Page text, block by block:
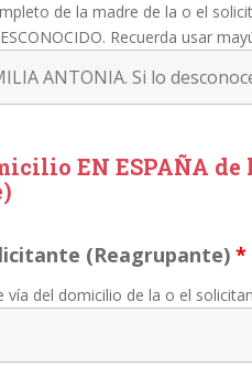
de la madre de la o el
Recuerda usar
EN ESPAÑA
(Reagrupante) *
vía del domicilio de la o el